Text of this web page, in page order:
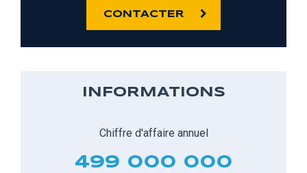
CONTACTER
INFORMATIONS
Chiffre d'affaire annuel
499 000 000